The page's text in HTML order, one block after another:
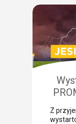
co
Z